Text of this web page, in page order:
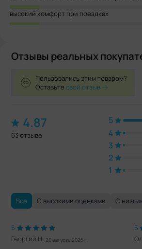
высокий комфорт при поездках
Отзывы реальных
Пользовались этим товаром?
Оставьтесвой отзыв
4.87
63 отзыва
5
4
3
2
1
Все С высокими оценками С
5
Георгий Н. 29 августа 2025 г.
5